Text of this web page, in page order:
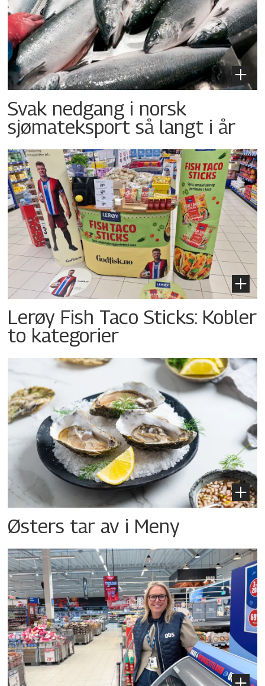
Svak nedgang i norsk
sjømateksport så langt i år
Lerøy Fish Taco Sticks: Kobler
to kategorier
Østers tar av i Meny